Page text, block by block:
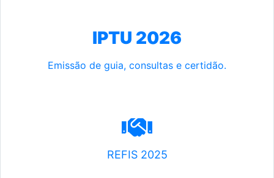
IPTU 2026
Emissão de guia, consultas e certidão.
REFIS 2025